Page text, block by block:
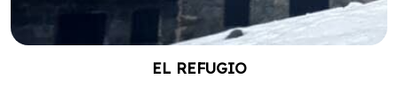
EL REFUGIO